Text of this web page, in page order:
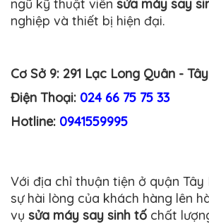
ngũ kỹ thuật viên sửa máy say
nghiệp và thiết bị hiện đại.
Cơ Sở 9: 291 Lạc Long Quân -
Điện Thoại: 024 66 75 75 33
Hotline: 0941559995
Với địa chỉ thuận tiện ở quận
sự hài lòng của khách hàng lên
vụ sửa máy say sinh tố chất